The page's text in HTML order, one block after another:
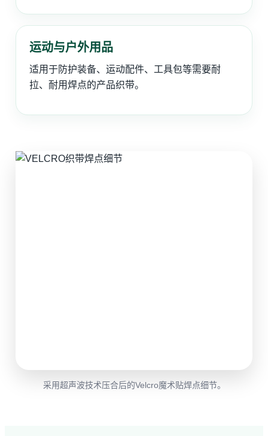
运动与户外用品
适用于防护装备、运动配件、工具包等需要耐
拉、耐用焊点的产品织带。
采用超声波技术压合后的Velcro魔术贴焊点细节。